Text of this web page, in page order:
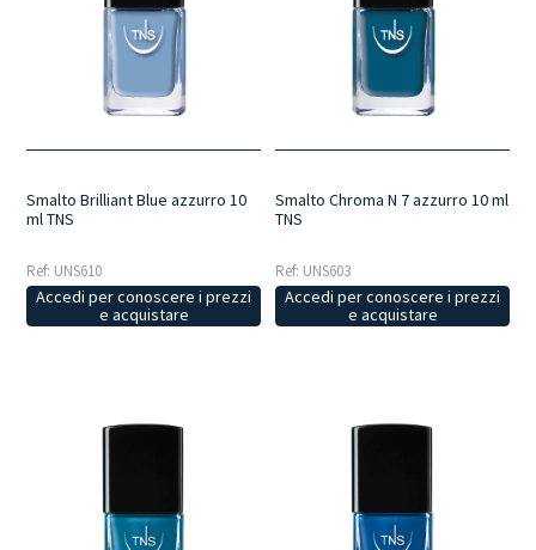
acqua, sono ideali per look freschi e leggeri. Le varianti più intense,
come blu scuro e verde bosco, donano profondità e carattere.
palette completa con texture studiate per una stesura senza
striature e finish lucidi, brillanti o coprenti.
Smalto Brilliant Blue azzurro 10
ml TNS
Ref: UNS610
Accedi per conoscere i prezzi
e acquistare
Smalto Chroma N 7 azzurro 10 ml
TNS
Ref: UNS603
Accedi per conoscere i prezzi
e acquistare